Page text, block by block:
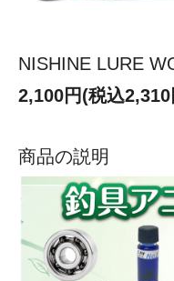
NISHINE LURE
2,100円(税込2,310
商品の説明